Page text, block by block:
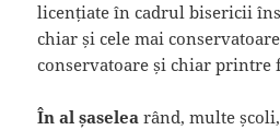
licențiate în cadrul bisericii
chiar și cele mai
conservatoare și chiar printre
În al șaselea rând, multe